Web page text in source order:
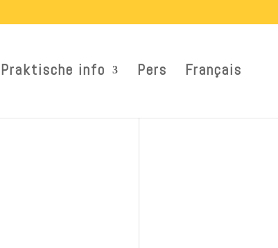
Praktische info Pers Français